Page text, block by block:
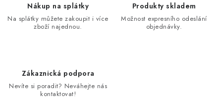
v
á
Nákup na splátky
Na splátky můžete zakoupit i více
zboží najednou.
Produkty skladem
Možnost expresního odeslání
objednávky.
Zákaznická podpora
Nevíte si poradit? Neváhejte nás
kontaktovat!